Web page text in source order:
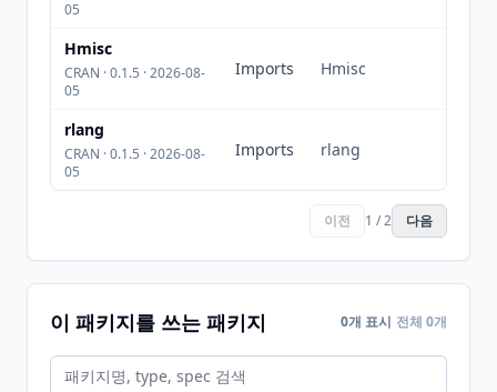
05
Hmisc
CRAN · 0.1.5 · 2026-08-
05
Imports Hmisc
rlang
CRAN · 0.1.5 · 2026-08-
05
Imports rlang
이전 1 / 2 다음
이 패키지를 쓰는 패키지 0개 표시 전체 0개